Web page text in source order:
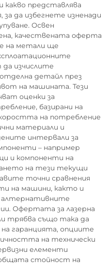
какво представлява
да избегнете изненади
Освен
качествената оферта
на метали ще
да изчислите
детайл през
на машината. Тези
оценки за
базирани на
на потребление
материали и
интервали за
– например
и компоненти на
на тези текущи
точни сравнения
на машини, както и
алтернативните
Офертата за лазерна
трябва също така да
гаранцията, опциите
на технически
елементи
стойност на